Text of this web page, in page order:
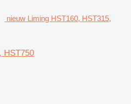
nieuw Liming HST160, HST315,
HST750